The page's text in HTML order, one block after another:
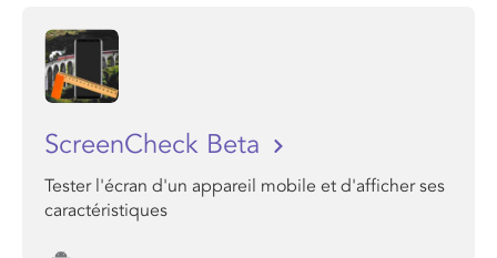
ScreenCheck Beta
Tester l'écran d'un appareil mobile et d'afficher ses
caractéristiques